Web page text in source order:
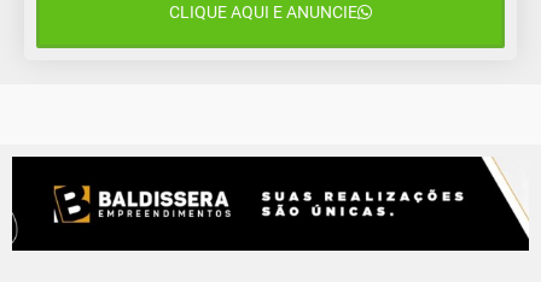
CLIQUE AQUI E ANUNCIE